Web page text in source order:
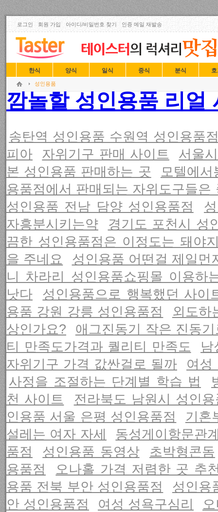
로그인 회원 가입 아이디/비밀번호 찾기 인증 메일 재발송
한식 양식 일식 중식 분식
성인용품
깜놀할 성인용품 리얼
송탄역 성인용품 수원역 성인용품
피아
자위기구 판매 사이트
서울
본 성인용품 판매하는 곳
모텔에서
용품점에서 판매되는 자위도구들은
성인용품 전남 담양 성인용품점
자흥분시키는약
경기도 포천시 성
끔한 성인용품점은 이정도는 돼야
을 주네요
성인용품 어떤걸 제일먼
니 차라리 성인용품쇼핑몰 이용하
낫다
성인용품으로 행복했던 사이
용품 강원 강릉 성인용품점
외도하
상인가요?
애그진동기 작은 진동
티 만족도가격과 퀄리티 만족도
남
자위기구 가격 값싼걸로 될까
여성
사정을 조절하는 단계별 학습 법
천 사이트
전라북도 남원시 성인
인용품 서울 은평 성인용품점
기혼
설레는 여자 자세
동성게이항문관
품점
성인용품 동영상
초박형콘돔
용품점
오나홀 가격 저렴한 곳 추
용품 전북 부안 성인용품점
성인용
안 성인용품점
여성 성욕구심리